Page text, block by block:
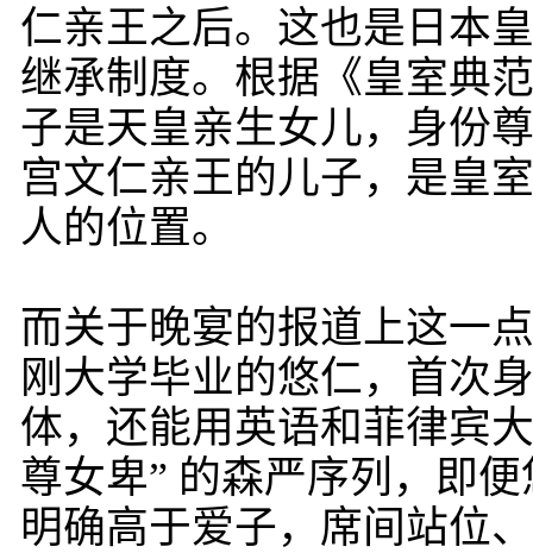
仁亲王之后。这也是日本
继承制度。根据《皇室典
子是天皇亲生女儿，身份
宫文仁亲王的儿子，是皇
人的位置。
而关于晚宴的报道上这一
刚大学毕业的悠仁，首次
体，还能用英语和菲律宾
尊女卑” 的森严序列，即
明确高于爱子，席间站位